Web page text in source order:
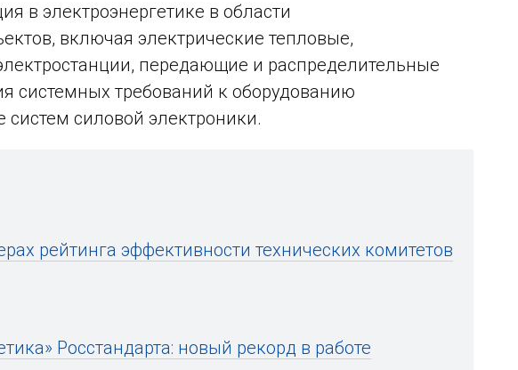
в электроэнергетике в области
включая электрические тепловые,
передающие и распределительные
системных требований к оборудованию
систем силовой электроники.
рейтинга эффективности технических комитетов
Росстандарта: новый рекорд в работе